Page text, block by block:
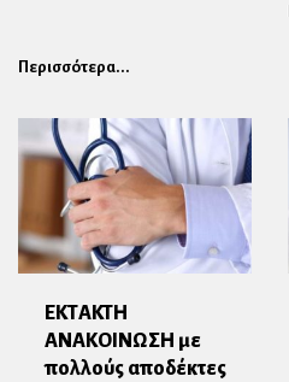
Περισσότερα...
EKΤAKTH
ANAKOIΝΩΣΗ με
πολλούς αποδέκτες